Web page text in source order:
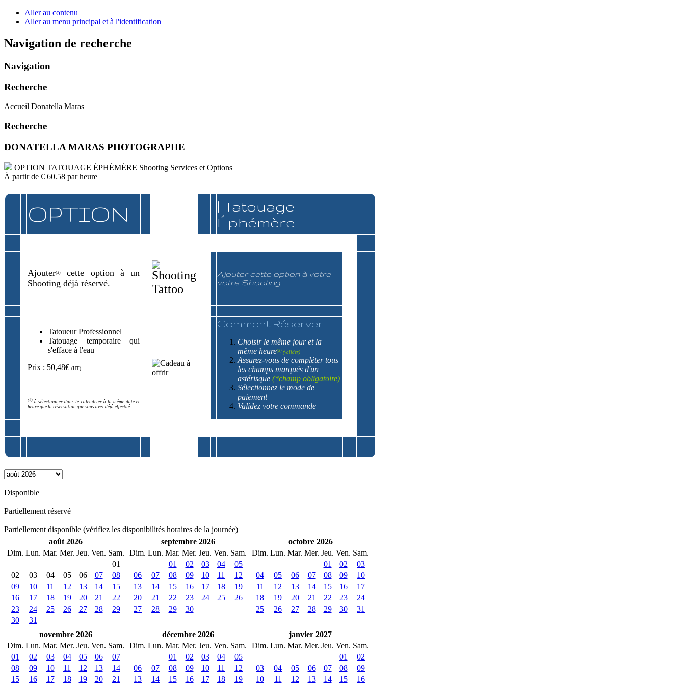
Aller au contenu
Aller au menu principal et à l'identification
Navigation de recherche
Navigation
Recherche
Accueil Donatella Maras
Recherche
DONATELLA MARAS PHOTOGRAPHE
OPTION TATOUAGE ÉPHÉMÈRE Shooting Services et Options
À partir de € 60.58 par heure
OPTION
| Tatouage
Éphémère
Ajouter(3)
cette option à un
Shooting déjà réservé.
Ajouter cette option à votre
votre Shooting
Tatoueur Professionnel
Tatouage temporaire qui
s'efface à l'eau
Prix : 50,48€ (HT)
(3) à sélectionner dans le calendrier à la même date et
heure que la réservation que vous avez déjà effectué.
Comment Réserver :
Choisir le même jour et la
même heure(3) (valider)
Assurez-vous de compléter tous
les champs marqués d'un
astérisque (*champ obligatoire)
Sélectionnez le mode de
paiement
Validez votre commande
Disponible
Partiellement réservé
Partiellement disponible (vérifiez les disponibilités horaires de la journée)
août 2026
Dim. Lun. Mar. Mer. Jeu. Ven. Sam.
01
02
03 04 05 06 07
08
09
10 11 12 13 14
15
16
17 18 19 20 21
22
23
24 25 26 27 28
29
30
31
septembre 2026
Dim. Lun. Mar. Mer. Jeu. Ven. Sam.
01
02 03 04
05
06
07 08 09 10 11
12
13
14 15 16 17 18
19
20
21 22 23 24 25
26
27
28 29 30
octobre 2026
Dim. Lun. Mar. Mer. Jeu. Ven. Sam.
01
02
03
04
05 06 07 08 09
10
11
12 13 14 15 16
17
18
19 20 21 22 23
24
25
26 27 28 29 30 31
novembre 2026
Dim. Lun. Mar. Mer. Jeu. Ven. Sam.
01
02 03 04 05 06
07
08
09 10 11 12 13
14
15
16 17 18 19 20 21
décembre 2026
Dim. Lun. Mar. Mer. Jeu. Ven. Sam.
01
02 03 04
05
06
07 08 09 10 11
12
13
14 15 16 17 18 19
janvier 2027
Dim. Lun. Mar. Mer. Jeu. Ven. Sam.
01
02
03
04 05 06 07 08
09
10
11 12 13 14 15 16